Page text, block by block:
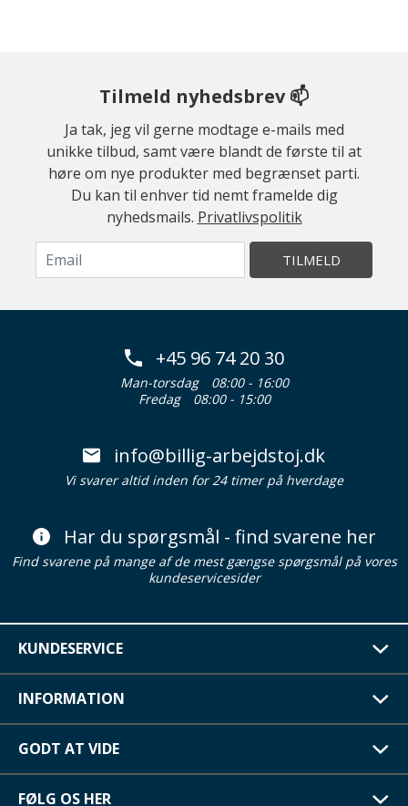
Tilmeld nyhedsbrev 📫
Ja tak, jeg vil gerne modtage e-mails med
unikke tilbud, samt være blandt de første til at
høre om nye produkter med begrænset parti.
Du kan til enhver tid nemt framelde dig
nyhedsmails. Privatlivspolitik
TILMELD
+45 96 74 20 30
Man-torsdag
08:00 - 16:00
Fredag
08:00 - 15:00
info@billig-arbejdstoj.dk
Vi svarer altid inden for 24 timer på hverdage
Har du spørgsmål - find svarene her
Find svarene på mange af de mest gængse spørgsmål på vores
kundeservicesider
KUNDESERVICE
INFORMATION
GODT AT VIDE
FØLG OS HER